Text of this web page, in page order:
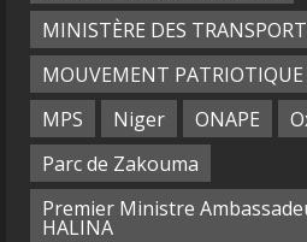
MINISTÈRE DES
MOUVEMENT
MPS
Niger ONAPE
Parc de Zakouma
Premier Ministre
HALINA